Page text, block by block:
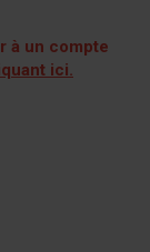
à un compte
ici.